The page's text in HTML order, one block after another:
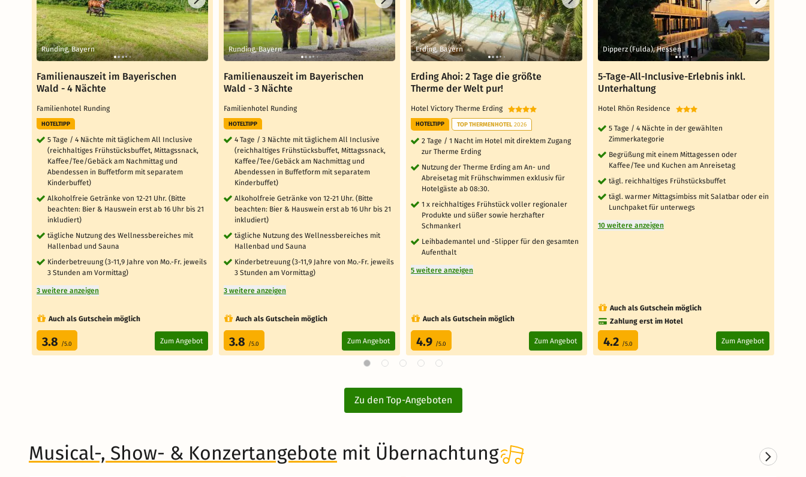
Runding, Bayern
Familienauszeit im Bayerischen
Wald - 4 Nächte
Familienhotel Runding
HOTELTIPP
5 Tage / 4 Nächte mit täglichem All Inclusive
(reichhaltiges Frühstücksbuffet, Mittagssnack,
Kaffee/Tee/Gebäck am Nachmittag und
Abendessen in Buffetform mit separatem
Kinderbuffet)
Alkoholfreie Getränke von 12-21 Uhr. (Bitte
beachten: Bier & Hauswein erst ab 16 Uhr bis 21
inkludiert)
tägliche Nutzung des Wellnessbereiches mit
Hallenbad und Sauna
Kinderbetreuung (3-11,9 Jahre von Mo.-Fr. jeweils
3 Stunden am Vormittag)
3 weitere anzeigen
Auch als Gutschein möglich
3.8 /5.0 Zum Angebot
Runding, Bayern
Familienauszeit im Bayerischen
Wald - 3 Nächte
Familienhotel Runding
HOTELTIPP
4 Tage / 3 Nächte mit täglichem All Inclusive
(reichhaltiges Frühstücksbuffet, Mittagssnack,
Kaffee/Tee/Gebäck am Nachmittag und
Abendessen in Buffetform mit separatem
Kinderbuffet)
Alkoholfreie Getränke von 12-21 Uhr. (Bitte
beachten: Bier & Hauswein erst ab 16 Uhr bis 21
inkludiert)
tägliche Nutzung des Wellnessbereiches mit
Hallenbad und Sauna
Kinderbetreuung (3-11,9 Jahre von Mo.-Fr. jeweils
3 Stunden am Vormittag)
3 weitere anzeigen
Auch als Gutschein möglich
3.8 /5.0 Zum Angebot
Erding, Bayern
Erding Ahoi: 2 Tage die größte
Therme der Welt pur!
Hotel Victory Therme Erding
HOTELTIPP TOP THERMENHOTEL 2026
2 Tage / 1 Nacht im Hotel mit direktem Zugang
zur Therme Erding
Nutzung der Therme Erding am An- und
Abreisetag mit Frühschwimmen exklusiv für
Hotelgäste ab 08:30.
1 x reichhaltiges Frühstück voller regionaler
Produkte und süßer sowie herzhafter
Schmankerl
Leihbademantel und -Slipper für den gesamten
Aufenthalt
5 weitere anzeigen
Auch als Gutschein möglich
4.9 /5.0 Zum Angebot
Dipperz (Fulda), Hessen
5-Tage-All-Inclusive-Erlebnis inkl.
Unterhaltung
Hotel Rhön Residence
5 Tage / 4 Nächte in der gewählten
Zimmerkategorie
Begrüßung mit einem Mittagessen oder
Kaffee/Tee und Kuchen am Anreisetag
tägl. reichhaltiges Frühstücksbuffet
tägl. warmer Mittagsimbiss mit Salatbar oder ein
Lunchpaket für unterwegs
10 weitere anzeigen
Auch als Gutschein möglich
Zahlung erst im Hotel
4.2 /5.0 Zum Angebot
Zu den Top-Angeboten
Musical-, Show- & Konzertangebote mit Übernachtung